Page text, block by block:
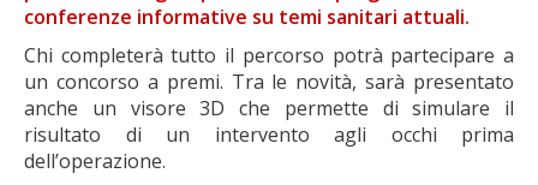
conferenze informative su temi sanitari attuali.
Chi completerà tutto il percorso potrà partecipare a
un concorso a premi. Tra le novità, sarà presentato
anche un visore 3D che permette di simulare il
risultato di un intervento agli occhi prima
dell’operazione.